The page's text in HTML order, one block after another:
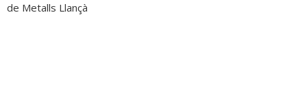
de Metalls Llançà